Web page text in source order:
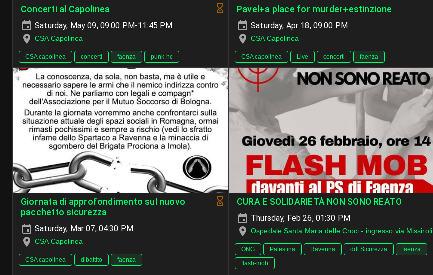
Concerti al Capolinea
Saturday, May 09, 09:00 PM-11:45 PM
CSA Capolinea
CSA capolinea concerti faenza punk-hc
Pavel+a place for murder+estinzione
Saturday, Apr 18, 09:00 PM
CSA Capolinea
CSA capolinea Live concerti faenza
Giornata di approfondimento sul nuovo
pacchetto sicurezza
Saturday, Mar 07, 04:30 PM
CSA Capolinea
CSA capolinea dibattito faenza
CURA E SOLIDARIETÀ NON SONO REATO
Thursday, Feb 26, 01:30 PM
Ospedale Santa Maria delle Croci - ingresso via Missiroli
ONG Palestina Ravenna ddl Sicurezza
faenza
flash-mob